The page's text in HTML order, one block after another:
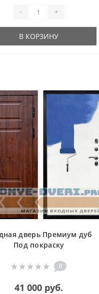
- +
В КОРЗИНУ
дверь Премиум дуб
Под покраску
0
41 000 руб.